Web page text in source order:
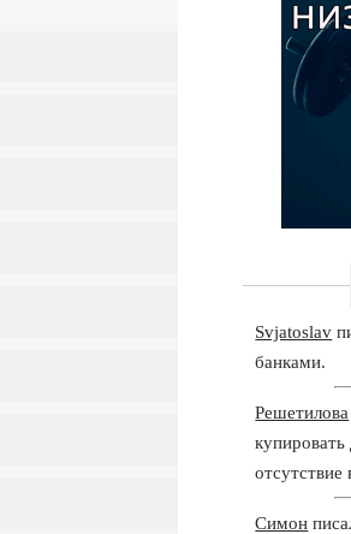
Svjatoslav
банками.
Решетилова
отсутствие
Симон